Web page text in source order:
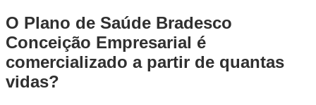
O Plano de Saúde Bradesco
Conceição Empresarial é
comercializado a partir de quantas
vidas?